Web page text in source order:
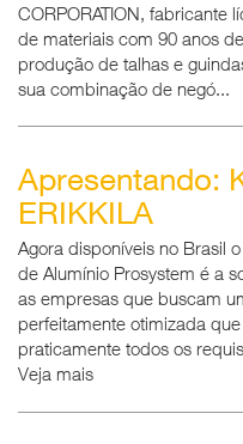
CORPORATION, fabricante
de materiais com 90 anos
produção de talhas e
sua combinação de negó...
Apresentando:
ERIKKILA
Agora disponíveis no Brasil
de Alumínio Prosystem é a
as empresas que buscam
perfeitamente otimizada
praticamente todos os
Veja mais